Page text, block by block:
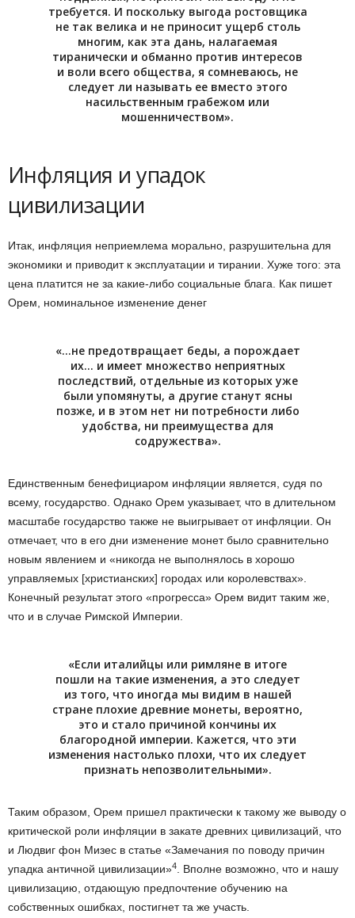
требуется. И поскольку выгода ростовщика
не так велика и не приносит ущерб столь
многим, как эта дань, налагаемая
тиранически и обманно против интересов
и воли всего общества, я сомневаюсь, не
следует ли называть ее вместо этого
насильственным грабежом или
мошенничеством».
Инфляция и упадок
цивилизации
Итак, инфляция неприемлема морально, разрушительна для
экономики и приводит к эксплуатации и тирании. Хуже того: эта
цена платится не за какие-либо социальные блага. Как пишет
Орем, номинальное изменение денег
«…не предотвращает беды, а порождает
их… и имеет множество неприятных
последствий, отдельные из которых уже
были упомянуты, а другие станут ясны
позже, и в этом нет ни потребности либо
удобства, ни преимущества для
содружества».
Единственным бенефициаром инфляции является, судя по
всему, государство. Однако Орем указывает, что в длительном
масштабе государство также не выигрывает от инфляции. Он
отмечает, что в его дни изменение монет было сравнительно
новым явлением и «никогда не выполнялось в хорошо
управляемых [христианских] городах или королевствах».
Конечный результат этого «прогресса» Орем видит таким же,
что и в случае Римской Империи.
«Если италийцы или римляне в итоге
пошли на такие изменения, а это следует
из того, что иногда мы видим в нашей
стране плохие древние монеты, вероятно,
это и стало причиной кончины их
благородной империи. Кажется, что эти
изменения настолько плохи, что их следует
признать непозволительными».
Таким образом, Орем пришел практически к такому же выводу о
критической роли инфляции в закате древних цивилизаций, что
и Людвиг фон Мизес в статье «Замечания по поводу причин
упадка античной цивилизации»4
. Вполне возможно, что и нашу
цивилизацию, отдающую предпочтение обучению на
собственных ошибках, постигнет та же участь.